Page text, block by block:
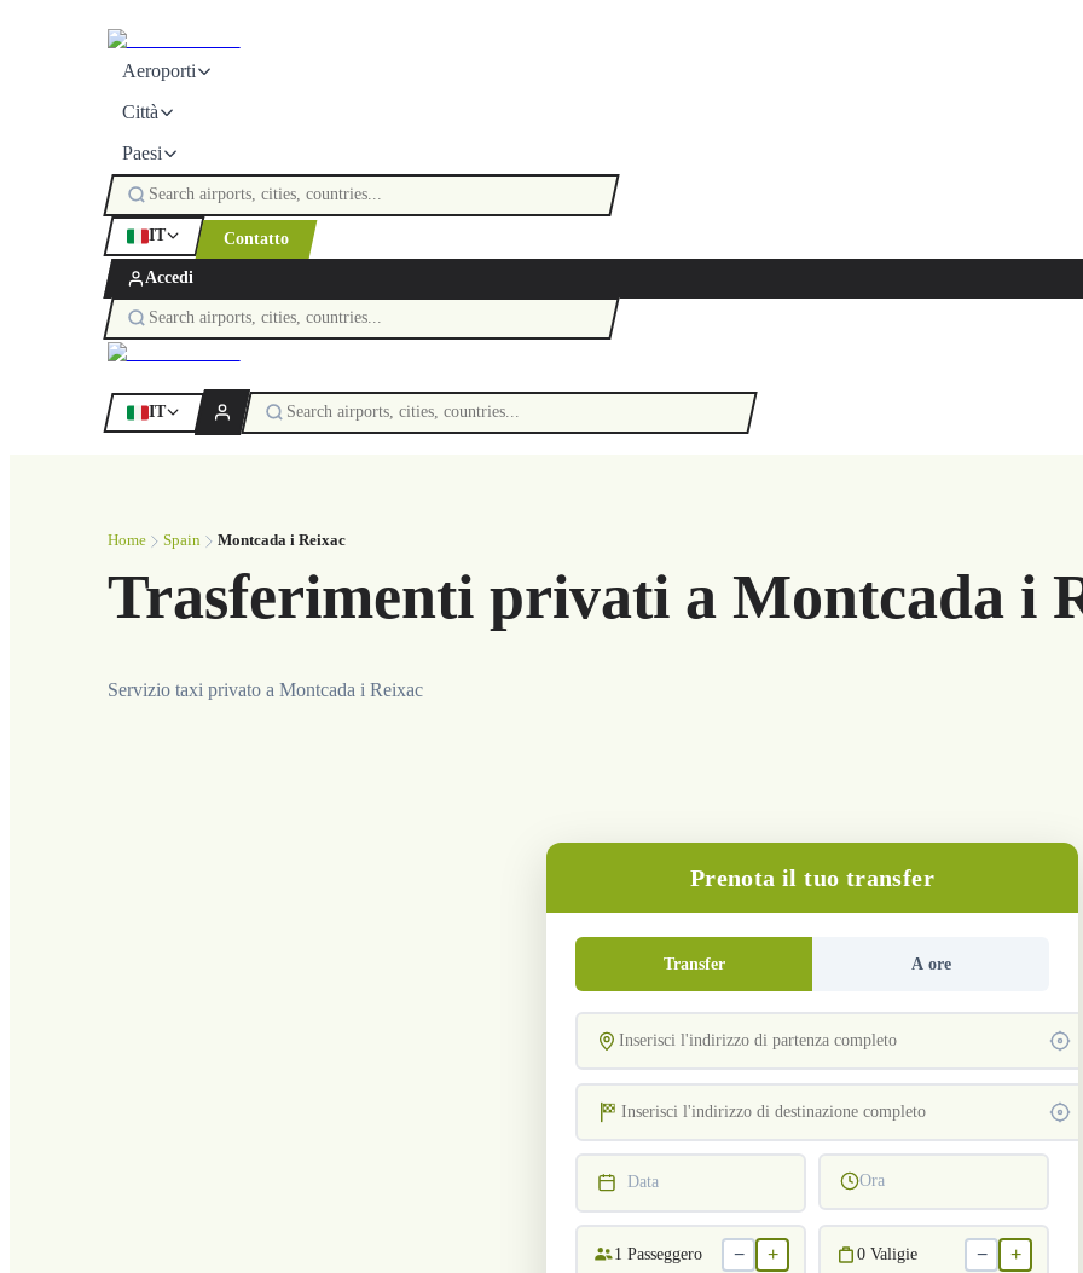
Aeroporti
Città
Paesi
IT Contatto
Accedi
IT
Home Spain Montcada i Reixac
Trasferimenti privati a Montcada i
Servizio taxi privato a Montcada i Reixac
Prenota il tuo transfer
Transfer A ore
Data Ora
1 Passeggero − + 0 Valigie − +